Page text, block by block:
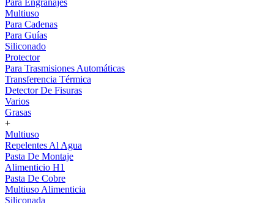
Para Engranajes
Multiuso
Para Cadenas
Para Guías
Siliconado
Protector
Para Trasmisiones Automáticas
Transferencia Térmica
Detector De Fisuras
Varios
Grasas
+
Multiuso
Repelentes Al Agua
Pasta De Montaje
Alimenticio H1
Pasta De Cobre
Multiuso Alimenticia
Siliconada